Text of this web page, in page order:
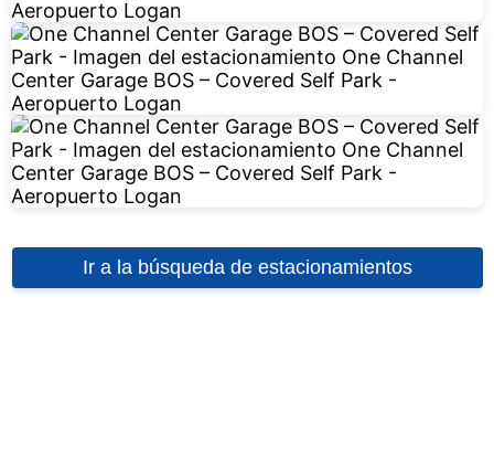
Ir a la búsqueda de estacionamientos